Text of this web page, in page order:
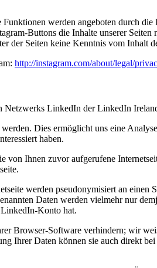
werden angeboten durch
Buttons die Inhalte unserer
der Seiten keine Kenntnis vom Inhalt
http://instagram.com/about/legal/
Netzwerks LinkedIn der LinkedIn
Dies ermöglicht uns eine
haben.
Ihnen zuvor aufgerufene
werden pseudonymisiert an
Daten werden vielmehr nur
Konto hat.
Browser-Software verhindern; wir
Ihrer Daten können sie auch direkt